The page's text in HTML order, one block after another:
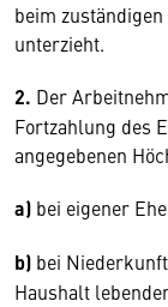
beim
unterzieht.
2. Der
Fortzahlung des
angegebenen
a) bei eigener
b) bei
Haushalt